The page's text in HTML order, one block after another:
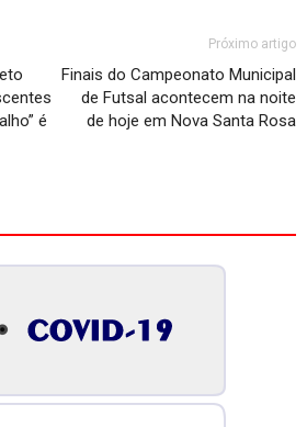
é
Próximo artigo
Finais do Campeonato Municipal
de Futsal acontecem na noite
de hoje em Nova Santa Rosa